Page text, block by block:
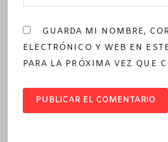
GUARDA MI NOMBRE,
ELECTRÓNICO Y WEB EN
PARA LA PRÓXIMA VEZ QUE